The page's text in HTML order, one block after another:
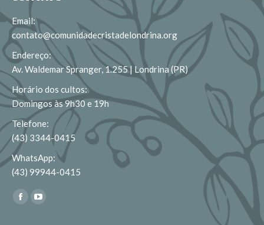
Email:
contato@comunidadecristadelondrina.org
Endereço:
Av. Waldemar Spranger, 1.255 | Londrina (PR)
Horário dos cultos:
Domingos às 9h30 e 19h
Telefone:
(43) 3344-0415
WhatsApp:
(43) 99944-0415
Encontre-nos em:
Facebook